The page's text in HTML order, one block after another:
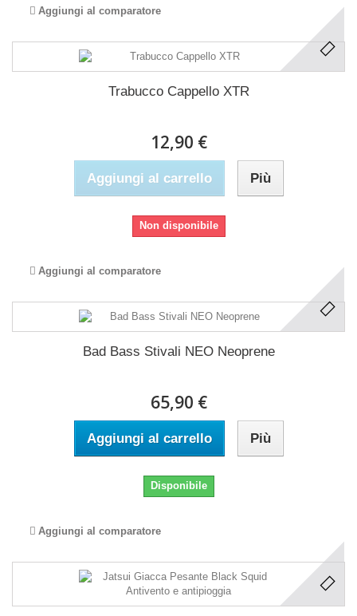
Aggiungi al comparatore
Trabucco Cappello XTR
12,90 €
Aggiungi al carrello Più
Non disponibile
Aggiungi al comparatore
Bad Bass Stivali NEO Neoprene
65,90 €
Aggiungi al carrello Più
Disponibile
Aggiungi al comparatore